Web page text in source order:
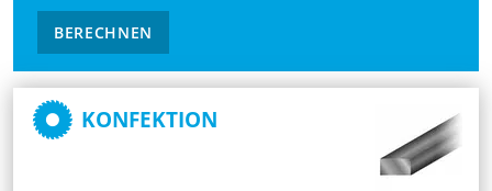
BERECHNEN
KONFEKTION